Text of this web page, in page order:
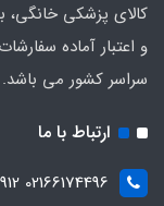
و اعتبار آماده
سراسر کشور می باشد.
ارتباط با ما
02166174496 09004018912 02166174309